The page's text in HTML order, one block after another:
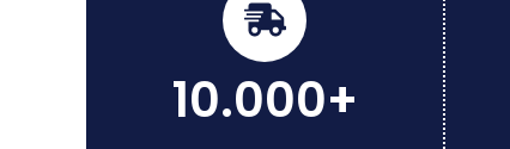
10.000+